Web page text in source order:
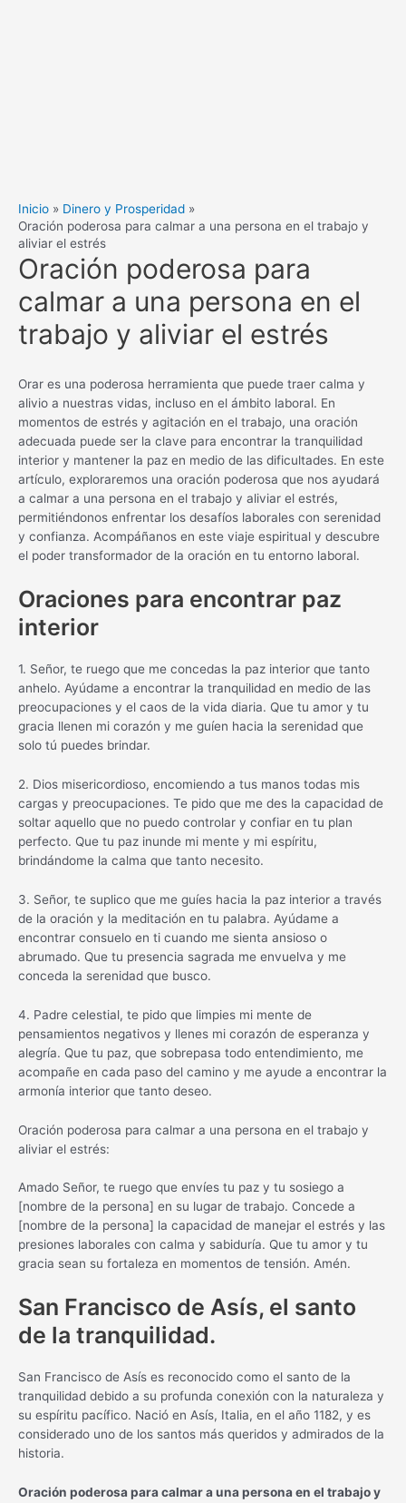
Inicio
Dinero y Prosperidad
Oración poderosa para calmar a una persona en el trabajo y
aliviar el estrés
Oración poderosa para
calmar a una persona en el
trabajo y aliviar el estrés
Orar es una poderosa herramienta que puede traer calma y
alivio a nuestras vidas, incluso en el ámbito laboral. En
momentos de estrés y agitación en el trabajo, una oración
adecuada puede ser la clave para encontrar la tranquilidad
interior y mantener la paz en medio de las dificultades. En este
artículo, exploraremos una oración poderosa que nos ayudará
a calmar a una persona en el trabajo y aliviar el estrés,
permitiéndonos enfrentar los desafíos laborales con serenidad
y confianza. Acompáñanos en este viaje espiritual y descubre
el poder transformador de la oración en tu entorno laboral.
Oraciones para encontrar paz
interior
1. Señor, te ruego que me concedas la paz interior que tanto
anhelo. Ayúdame a encontrar la tranquilidad en medio de las
preocupaciones y el caos de la vida diaria. Que tu amor y tu
gracia llenen mi corazón y me guíen hacia la serenidad que
solo tú puedes brindar.
2. Dios misericordioso, encomiendo a tus manos todas mis
cargas y preocupaciones. Te pido que me des la capacidad de
soltar aquello que no puedo controlar y confiar en tu plan
perfecto. Que tu paz inunde mi mente y mi espíritu,
brindándome la calma que tanto necesito.
3. Señor, te suplico que me guíes hacia la paz interior a través
de la oración y la meditación en tu palabra. Ayúdame a
encontrar consuelo en ti cuando me sienta ansioso o
abrumado. Que tu presencia sagrada me envuelva y me
conceda la serenidad que busco.
4. Padre celestial, te pido que limpies mi mente de
pensamientos negativos y llenes mi corazón de esperanza y
alegría. Que tu paz, que sobrepasa todo entendimiento, me
acompañe en cada paso del camino y me ayude a encontrar la
armonía interior que tanto deseo.
Oración poderosa para calmar a una persona en el trabajo y
aliviar el estrés:
Amado Señor, te ruego que envíes tu paz y tu sosiego a
[nombre de la persona] en su lugar de trabajo. Concede a
[nombre de la persona] la capacidad de manejar el estrés y las
presiones laborales con calma y sabiduría. Que tu amor y tu
gracia sean su fortaleza en momentos de tensión. Amén.
San Francisco de Asís, el santo
de la tranquilidad.
San Francisco de Asís es reconocido como el santo de la
tranquilidad debido a su profunda conexión con la naturaleza y
su espíritu pacífico. Nació en Asís, Italia, en el año 1182, y es
considerado uno de los santos más queridos y admirados de la
historia.
Oración poderosa para calmar a una persona en el trabajo y